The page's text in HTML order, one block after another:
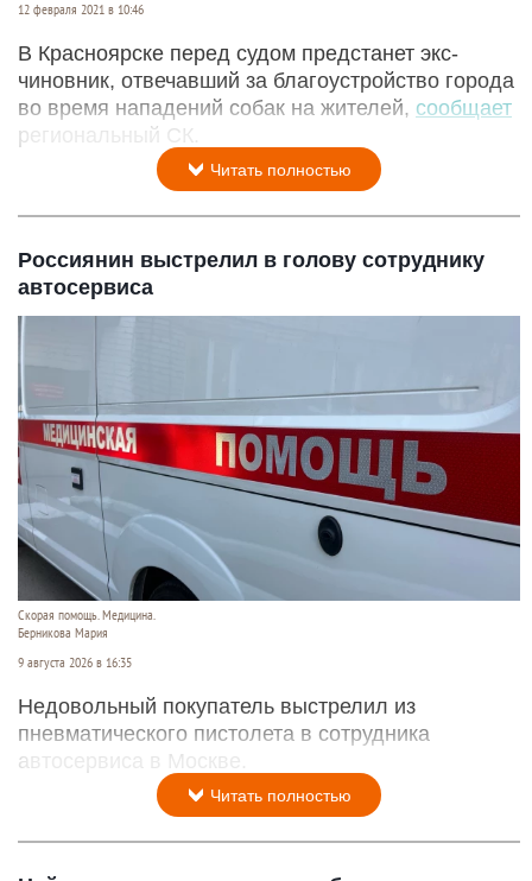
12 февраля 2021 в 10:46
В Красноярске перед судом предстанет экс-
чиновник, отвечавший за благоустройство города
во время нападений собак на жителей, сообщает
региональный СК.
Читать полностью
Россиянин выстрелил в голову сотруднику
автосервиса
Скорая помощь. Медицина.
Берникова Мария
9 августа 2026 в 16:35
Недовольный покупатель выстрелил из
пневматического пистолета в сотрудника
автосервиса в Москве.
Читать полностью